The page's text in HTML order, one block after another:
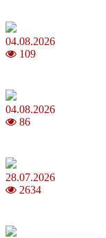
04.08.2026
109
04.08.2026
86
28.07.2026
2634